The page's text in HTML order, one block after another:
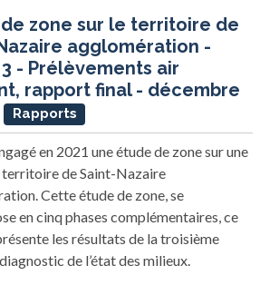
agglomération -
3 - Prélèvements air
rapport final - décembre
Rapports
en 2021 une étude de zone sur une
de Saint-Nazaire
Cette étude de zone, se
en cinq phases complémentaires, ce
les résultats de la troisième
de l’état des milieux.